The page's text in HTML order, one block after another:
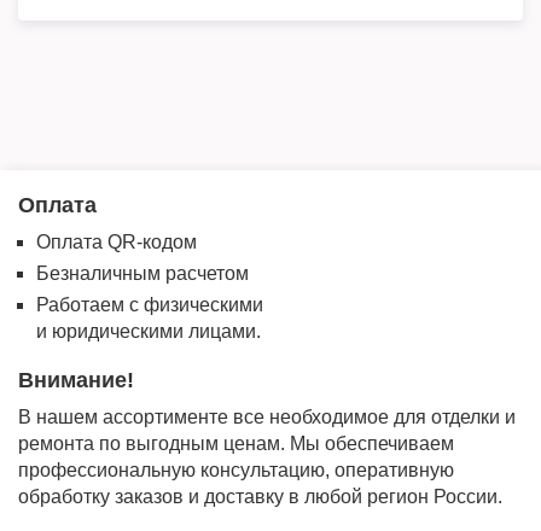
Оплата
Оплата QR-кодом
Безналичным расчетом
Работаем с физическими
и юридическими лицами.
Внимание!
В нашем ассортименте все необходимое для отделки и
ремонта по выгодным ценам. Мы обеспечиваем
профессиональную консультацию, оперативную
обработку заказов и доставку в любой регион России.